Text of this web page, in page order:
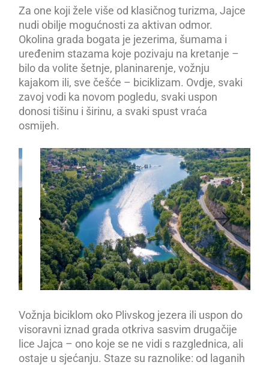
Za one koji žele više od klasičnog turizma, Jajce
nudi obilje mogućnosti za aktivan odmor.
Okolina grada bogata je jezerima, šumama i
uređenim stazama koje pozivaju na kretanje –
bilo da volite šetnje, planinarenje, vožnju
kajakom ili, sve češće – biciklizam. Ovdje, svaki
zavoj vodi ka novom pogledu, svaki uspon
donosi tišinu i širinu, a svaki spust vraća
osmijeh.
Vožnja biciklom oko Plivskog jezera ili uspon do
visoravni iznad grada otkriva sasvim drugačije
lice Jajca – ono koje se ne vidi s razglednica, ali
ostaje u sjećanju. Staze su raznolike: od laganih